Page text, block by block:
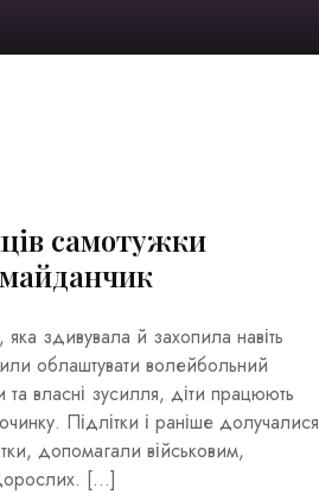
самотужки
здивувала й захопила навіть
облаштувати волейбольний
власні зусилля, діти працюють
Підлітки і раніше долучалися
допомагали військовим,
[…]